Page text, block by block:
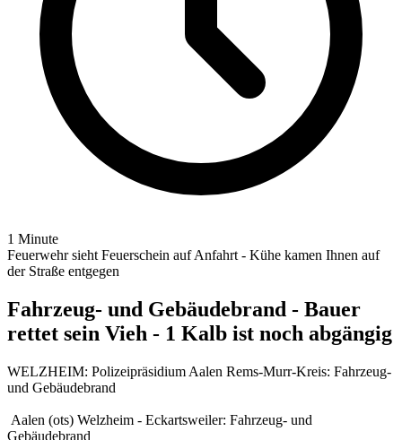
1 Minute
Feuerwehr sieht Feuerschein auf Anfahrt - Kühe kamen Ihnen auf
der Straße entgegen
Fahrzeug- und Gebäudebrand - Bauer
rettet sein Vieh - 1 Kalb ist noch abgängig
WELZHEIM: Polizeipräsidium Aalen Rems-Murr-Kreis: Fahrzeug-
und Gebäudebrand
Aalen (ots) Welzheim - Eckartsweiler: Fahrzeug- und
Gebäudebrand